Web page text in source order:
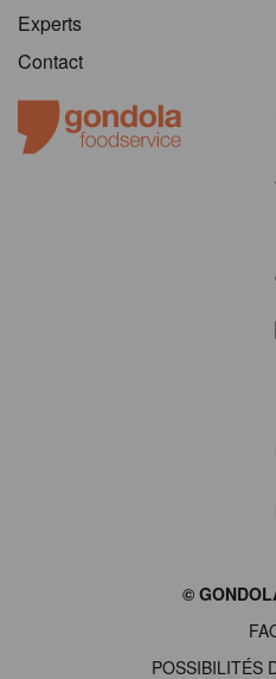
Experts
Contact
©
POSSIBILITÉS